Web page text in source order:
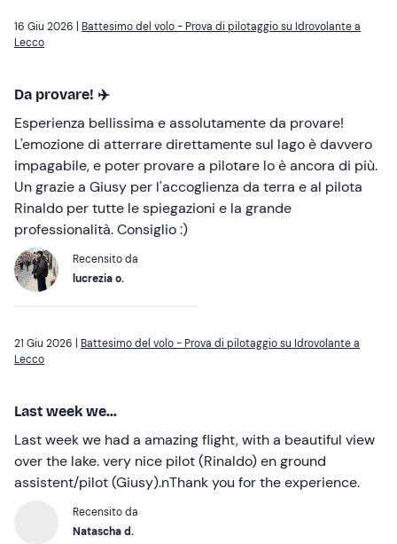
16 Giu 2026 | Battesimo del volo - Prova di pilotaggio su Idrovolante a
Lecco
Da provare! ✈️
Esperienza bellissima e assolutamente da provare!
L'emozione di atterrare direttamente sul lago è davvero
impagabile, e poter provare a pilotare lo è ancora di più.
Un grazie a Giusy per l'accoglienza da terra e al pilota
Rinaldo per tutte le spiegazioni e la grande
professionalità. Consiglio :)
Recensito da
lucrezia o.
21 Giu 2026 | Battesimo del volo - Prova di pilotaggio su Idrovolante a
Lecco
Last week we...
Last week we had a amazing flight, with a beautiful view
over the lake. very nice pilot (Rinaldo) en ground
assistent/pilot (Giusy).nThank you for the experience.
Recensito da
Natascha d.